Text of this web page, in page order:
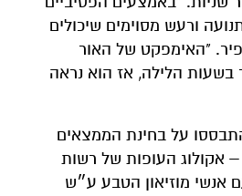
ורעש מסוימים שיכולים
"האימפקט של האור
בשעות הלילה, אז הוא נראה
על בחינת הממצאים
אקולוג העופות של רשות
אנשי מוזיאון הטבע ע״ש